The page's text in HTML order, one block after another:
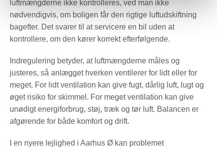
luftmængderne ikke kontrolleres, ved man ikke
nødvendigvis, om boligen får den rigtige luftudskiftning
bagefter. Det svarer til at servicere en bil uden at
kontrollere, om den kører korrekt efterfølgende.
Indregulering betyder, at luftmængderne måles og
justeres, så anlægget hverken ventilerer for lidt eller for
meget. For lidt ventilation kan give fugt, dårlig luft, lugt og
øget risiko for skimmel. For meget ventilation kan give
unødigt energiforbrug, støj, træk og tør luft. Balancen er
afgørende for både komfort og drift.
I en nyere lejlighed i Aarhus Ø kan problemet